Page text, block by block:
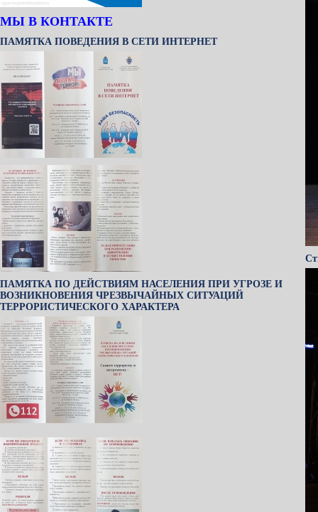
МЫ В КОНТАКТЕ
ПАМЯТКА ПОВЕДЕНИЯ В СЕТИ ИНТЕРНЕТ
ПАМЯТКА ПО ДЕЙСТВИЯМ НАСЕЛЕНИЯ ПРИ УГРОЗЕ И
ВОЗНИКНОВЕНИЯ ЧРЕЗВЫЧАЙНЫХ СИТУАЦИЙ
ТЕРРОРИСТИЧЕСКОГО ХАРАКТЕРА